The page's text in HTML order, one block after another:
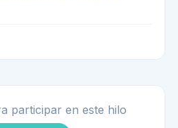
participar en este hilo